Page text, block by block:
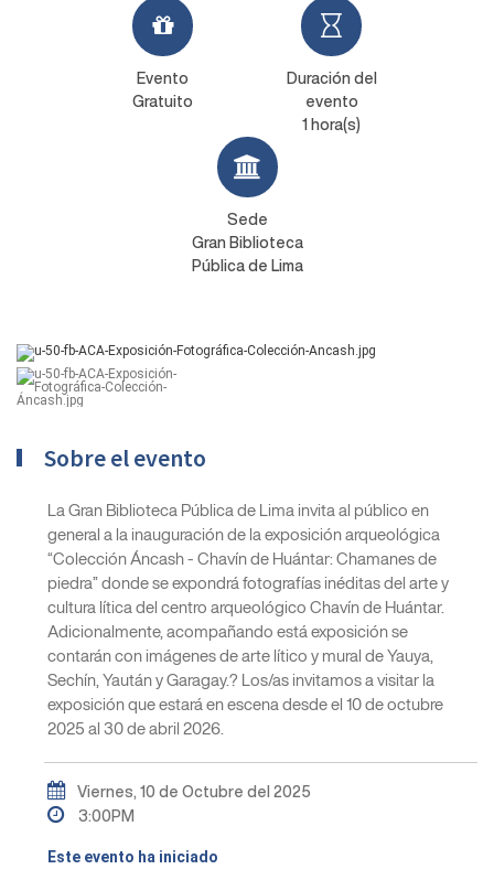
Evento
Gratuito
Duración del
evento
1 hora(s)
Sede
Gran Biblioteca
Pública de Lima
Sobre el evento
La Gran Biblioteca Pública de Lima invita al público en
general a la inauguración de la exposición arqueológica
“Colección Áncash - Chavín de Huántar: Chamanes de
piedra” donde se expondrá fotografías inéditas del arte y
cultura lítica del centro arqueológico Chavín de Huántar.
Adicionalmente, acompañando está exposición se
contarán con imágenes de arte lítico y mural de Yauya,
Sechín, Yaután y Garagay.? Los/as invitamos a visitar la
exposición que estará en escena desde el 10 de octubre
2025 al 30 de abril 2026.
Viernes, 10 de Octubre del 2025
3:00PM
Este evento ha iniciado